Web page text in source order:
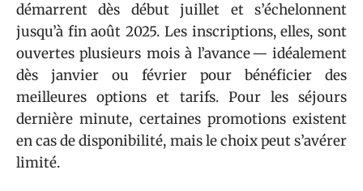
démarrent dès début juillet et s’échelonnent
jusqu’à fin août 2025. Les inscriptions, elles, sont
ouvertes plusieurs mois à l’avance — idéalement
dès janvier ou février pour bénéficier des
meilleures options et tarifs. Pour les séjours
dernière minute, certaines promotions existent
en cas de disponibilité, mais le choix peut s’avérer
limité.